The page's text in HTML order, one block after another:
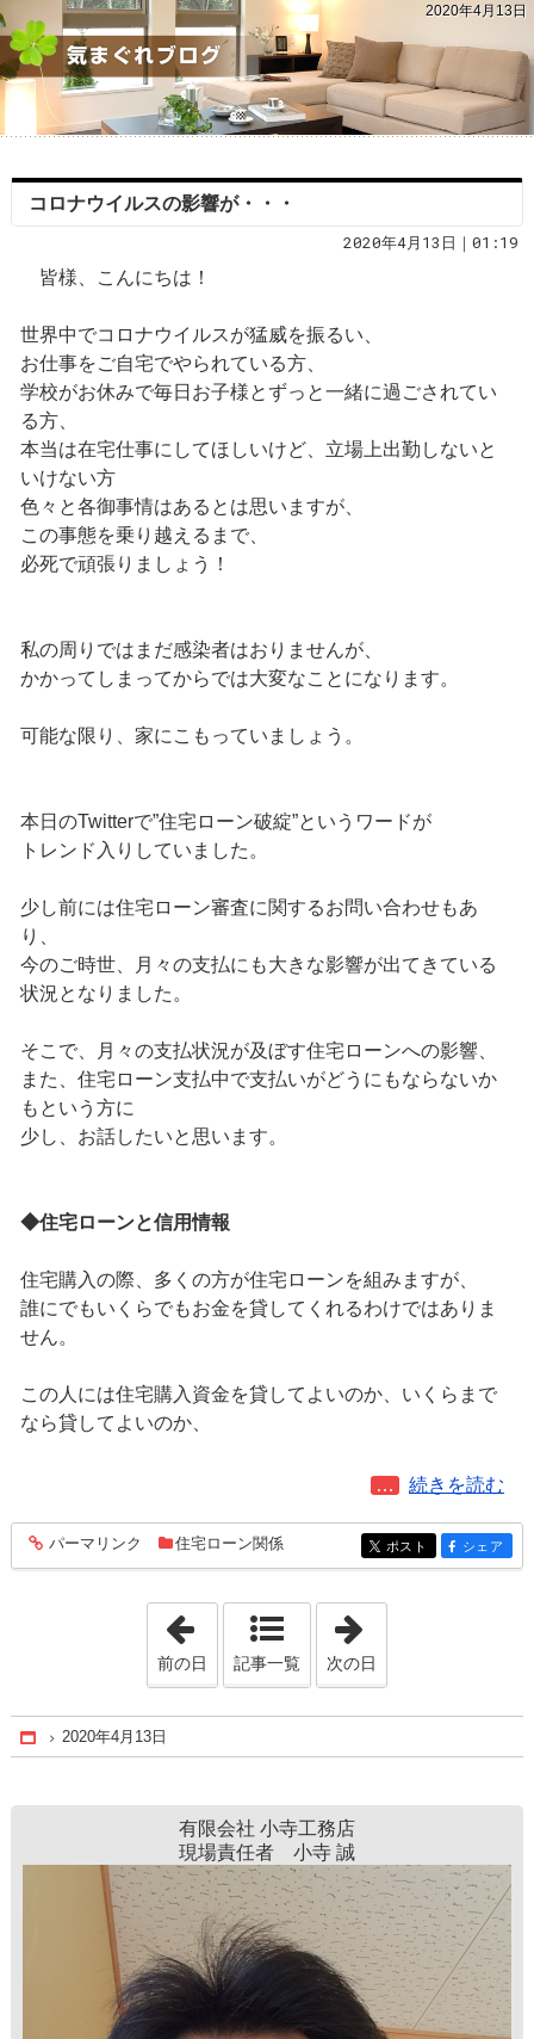
2020年4月13日
コロナウイルスの影響が・・・
2020年4月13日｜01:19
皆様、こんにちは！
世界中でコロナウイルスが猛威を振るい、
お仕事をご自宅でやられている方、
学校がお休みで毎日お子様とずっと一緒に過ごされてい
る方、
本当は在宅仕事にしてほしいけど、立場上出勤しないと
いけない方
色々と各御事情はあるとは思いますが、
この事態を乗り越えるまで、
必死で頑張りましょう！
私の周りではまだ感染者はおりませんが、
かかってしまってからでは大変なことになります。
可能な限り、家にこもっていましょう。
本日のTwitterで”住宅ローン破綻”というワードが
トレンド入りしていました。
少し前には住宅ローン審査に関するお問い合わせもあ
り、
今のご時世、月々の支払にも大きな影響が出てきている
状況となりました。
そこで、月々の支払状況が及ぼす住宅ローンへの影響、
また、住宅ローン支払中で支払いがどうにもならないか
もという方に
少し、お話したいと思います。
◆住宅ローンと信用情報
住宅購入の際、多くの方が住宅ローンを組みますが、
誰にでもいくらでもお金を貸してくれるわけではありま
せん。
この人には住宅購入資金を貸してよいのか、いくらまで
なら貸してよいのか、
「コロナウ
続きを読む
entry194
パーマリンク 住宅ローン関係 entry194
ポスト entry194
シェア
「2020年2月20日」
前の日 記事一覧 次の日
Home
2020年4月13日
有限会社 小寺工務店
現場責任者 小寺 誠